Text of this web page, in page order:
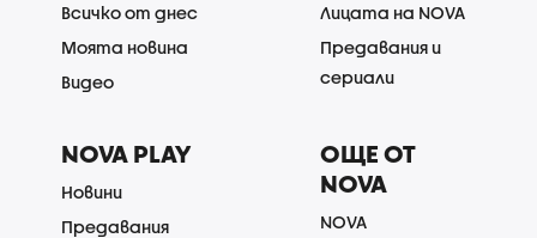
Всичко от днес
Моята новина
Видео
Лицата на NOVA
Предавания и
сериали
NOVA PLAY
Новини
Предавания
ОЩЕ ОТ
NOVA
NOVA